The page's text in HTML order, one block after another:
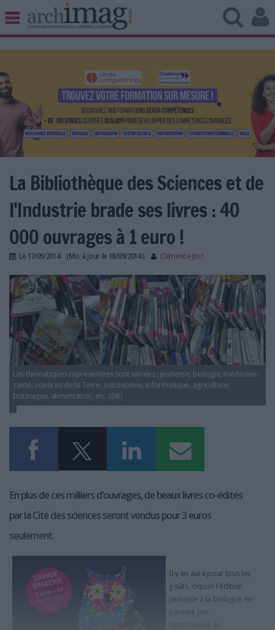
BIBLIOTHÈQUE ÉDITION
UNIVERS DATA
TRAVAIL COLLABORATIF
VIE NUMÉRIQUE
NUMÉRIQUE RESPONSABLE
LES NEWSLETTERS
LE MAGAZINE
LES GUIDES PRATIQUES
LES BASES DE DONNÉES
L'ESPACE EMPLOI
L'AGENDA
L'ANNUAIRE DES ACTEURS
LES LIVRES BLANCS
LES SUPPLÉMENTS
La Bibliothèque des Sciences et de
l'Industrie brade ses livres : 40
000 ouvrages à 1 euro !
Le 17/09/2014 (Mis à jour le 18/09/2014) Clémence Jost
livres-reserve1.jpg
Les thématiques représentées sont variées : jeunesse, biologie, médecine-
santé, sciences de la Terre, astronomie, informatique, agriculture,
botanique, alimentation, etc. (DR)
En plus de ces milliers d'ouvrages, de beaux livres co-édités
par la Cité des sciences seront vendus pour 3 euros
seulement.
Il y en aura pour tous les
goûts, depuis l'édition
jeunesse à la biologie, en
passant par